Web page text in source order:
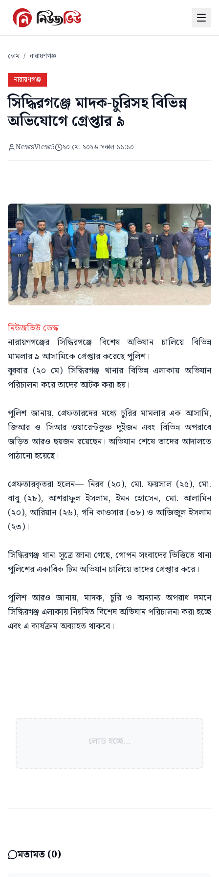
হোম / নারায়ণগঞ্জ
নারায়ণগঞ্জ
সিদ্ধিরগঞ্জে মাদক-চুরিসহ বিভিন্ন
অভিযোগে গ্রেপ্তার ৯
NewsView5 ২০ মে, ২০২৬ সকাল ১১:১০
নিউজভিউ ডেস্ক
নারায়ণগঞ্জের সিদ্ধিরগঞ্জে বিশেষ অভিযান চালিয়ে বিভিন্ন
মামলার ৯ আসামিকে গ্রেপ্তার করেছে পুলিশ।
বুধবার (২০ মে) সিদ্ধিরগঞ্জ থানার বিভিন্ন এলাকায় অভিযান
পরিচালনা করে তাদের আটক করা হয়।
পুলিশ জানায়, গ্রেফতারদের মধ্যে চুরির মামলার এক আসামি,
জিআর ও সিআর ওয়ারেন্টভুক্ত দুইজন এবং বিভিন্ন অপরাধে
জড়িত আরও ছয়জন রয়েছেন। অভিযান শেষে তাদের আদালতে
পাঠানো হয়েছে।
গ্রেফতারকৃতরা হলেন— নিরব (২০), মো. ফয়সাল (২৫), মো.
বাবু (২৮), আশরাফুল ইসলাম, ইমন হোসেন, মো. আলামিন
(২০), আরিয়ান (২৬), গনি কাওসার (৩৮) ও আজিজুল ইসলাম
(২৩)।
সিদ্ধিরগঞ্জ থানা সূত্রে জানা গেছে, গোপন সংবাদের ভিত্তিতে থানা
পুলিশের একাধিক টিম অভিযান চালিয়ে তাদের গ্রেপ্তার করে।
পুলিশ আরও জানায়, মাদক, চুরি ও অন্যান্য অপরাধ দমনে
সিদ্ধিরগঞ্জ এলাকায় নিয়মিত বিশেষ অভিযান পরিচালনা করা হচ্ছে
এবং এ কার্যক্রম অব্যাহত থাকবে।
লোড হচ্ছে...
মতামত (0)